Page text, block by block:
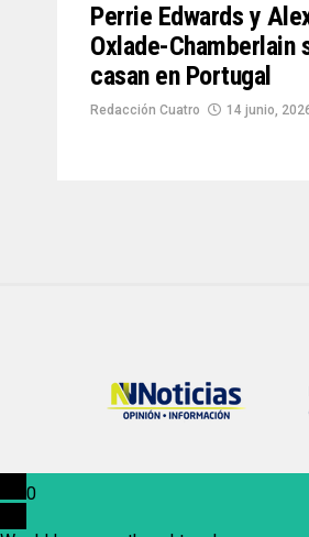
Perrie Edwards y
Oxlade-Chamberlain
casan en Portugal
Redacción Cuatro 14 junio,
0